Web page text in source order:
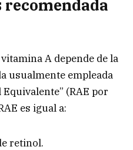
recomendada
A depende de la
usualmente empleada
(RAE por
es igual a:
retinol.